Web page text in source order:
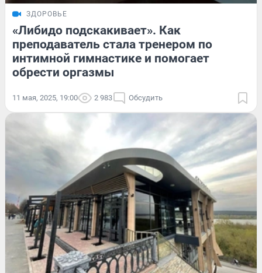
ЗДОРОВЬЕ
«Либидо подскакивает». Как
преподаватель стала тренером по
интимной гимнастике и помогает
обрести оргазмы
11 мая, 2025, 19:00 2 983 Обсудить